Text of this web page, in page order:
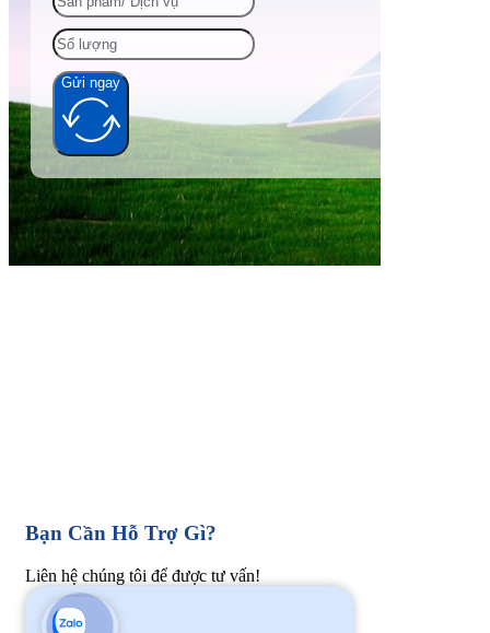
Gửi ngay
Bạn Cần Hỗ Trợ Gì?
Liên hệ chúng tôi để được tư vấn!